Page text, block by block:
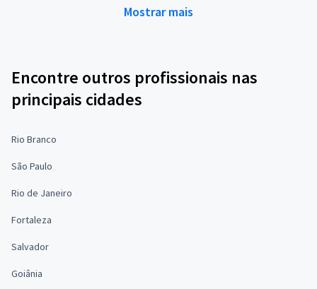
Mostrar mais
Encontre outros profissionais nas
principais cidades
Rio Branco
São Paulo
Rio de Janeiro
Fortaleza
Salvador
Goiânia